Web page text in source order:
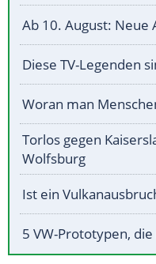
Ab 10. August: Neue
Diese TV-Legenden
Woran man
Torlos gegen
Wolfsburg
Ist ein
5 VW-Prototypen,